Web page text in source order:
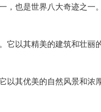
也是世界八大奇迹之一。
以其精美的建筑和壮丽
其优美的自然风景和浓